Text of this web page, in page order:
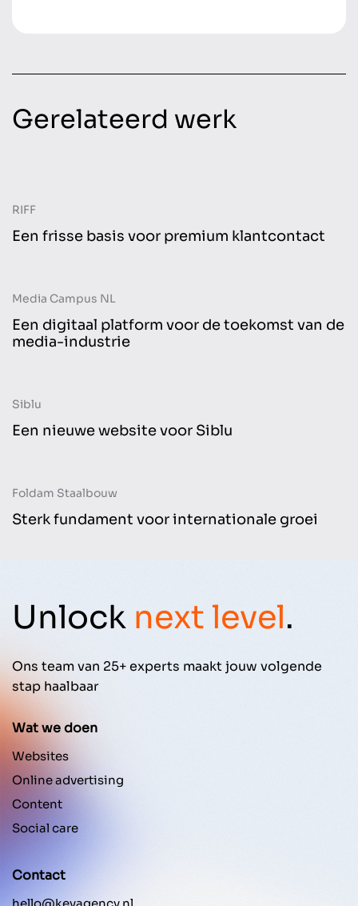
Gerelateerd werk
RIFF
Een frisse basis voor premium klantcontact
Website
Media Campus NL
Een digitaal platform voor de toekomst van de
media-industrie
Website
Siblu
Een nieuwe website voor Siblu
Website
Foldam Staalbouw
Sterk fundament voor internationale groei
Unlock next level.
Ons team van 25+ experts maakt jouw volgende
stap haalbaar
Wat we doen
Websites
Online advertising
Content
Social care
Contact